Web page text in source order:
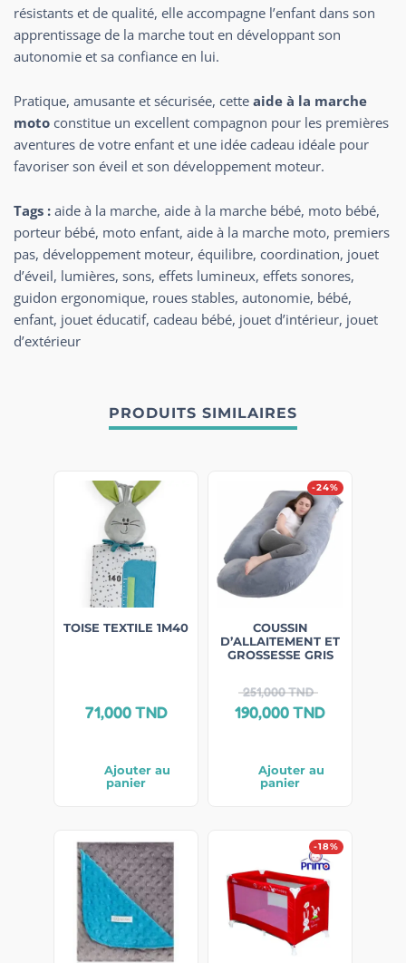
résistants et de qualité, elle accompagne l’enfant dans son
apprentissage de la marche tout en développant son
autonomie et sa confiance en lui.
Pratique, amusante et sécurisée, cette aide à la marche
moto constitue un excellent compagnon pour les premières
aventures de votre enfant et une idée cadeau idéale pour
favoriser son éveil et son développement moteur.
Tags : aide à la marche, aide à la marche bébé, moto bébé,
porteur bébé, moto enfant, aide à la marche moto, premiers
pas, développement moteur, équilibre, coordination, jouet
d’éveil, lumières, sons, effets lumineux, effets sonores,
guidon ergonomique, roues stables, autonomie, bébé,
enfant, jouet éducatif, cadeau bébé, jouet d’intérieur, jouet
d’extérieur
PRODUITS SIMILAIRES
TOISE TEXTILE 1M40
71,000TND
Ajouter au
panier
-24%
COUSSIN
D’ALLAITEMENT ET
GROSSESSE GRIS
251,000TND
190,000TND
Ajouter au
panier
-18%